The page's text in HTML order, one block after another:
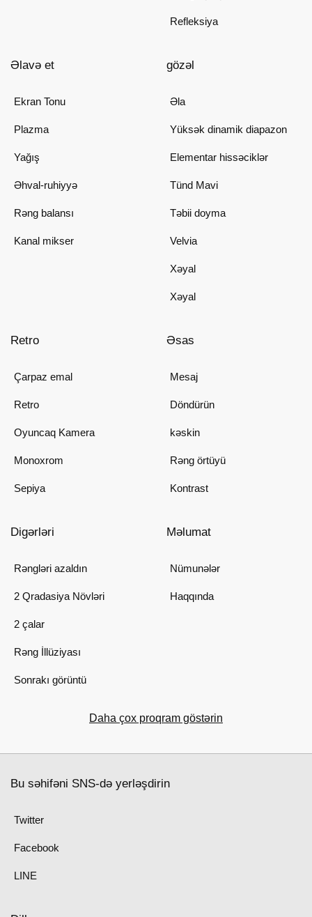
Refleksiya
Əlavə et
Ekran Tonu
Plazma
Yağış
Əhval-ruhiyyə
Rəng balansı
Kanal mikser
gözəl
Əla
Yüksək dinamik diapazon
Elementar hissəciklər
Tünd Mavi
Təbii doyma
Velvia
Xəyal
Xəyal
Retro
Çarpaz emal
Retro
Oyuncaq Kamera
Monoxrom
Sepiya
Əsas
Mesaj
Döndürün
kəskin
Rəng örtüyü
Kontrast
Digərləri
Rəngləri azaldın
2 Qradasiya Növləri
2 çalar
Rəng İllüziyası
Sonrakı görüntü
Məlumat
Nümunələr
Haqqında
Daha çox proqram göstərin
Bu səhifəni SNS-də yerləşdirin
Twitter
Facebook
LINE